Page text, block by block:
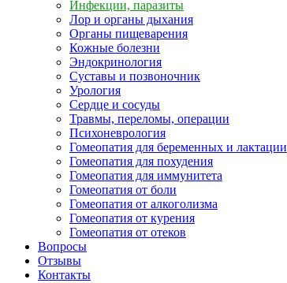
Инфекции, паразиты
Лор и органы дыхания
Органы пищеварения
Кожные болезни
Эндокринология
Суставы и позвоночник
Урология
Сердце и сосуды
Травмы, переломы, операции
Психоневрология
Гомеопатия для беременных и лактации
Гомеопатия для похудения
Гомеопатия для иммунитета
Гомеопатия от боли
Гомеопатия от алкоголизма
Гомеопатия от курения
Гомеопатия от отеков
Вопросы
Отзывы
Контакты